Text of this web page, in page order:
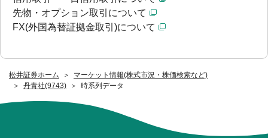
松井証券ホーム
マーケット情報(株式市況・株価検索など)
丹青社(9743)
時系列データ
先物・オプション取引について
FX(外国為替証拠金取引)について